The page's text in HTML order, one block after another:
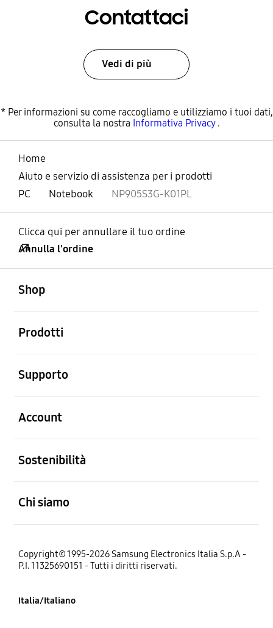
Contattaci
Vedi di più
* Per informazioni su come raccogliamo e utilizziamo i tuoi dati,
consulta la nostra Informativa Privacy.
Home
Aiuto e servizio di assistenza per i prodotti
PC
Notebook NP905S3G-K01PL
Clicca qui per annullare il tuo ordine
Annulla l'ordine
Shop
Prodotti
Supporto
Account
Sostenibilità
Chi siamo
Copyright© 1995-2026 Samsung Electronics Italia S.p.A -
P.I. 11325690151 - Tutti i diritti riservati.
Italia/Italiano